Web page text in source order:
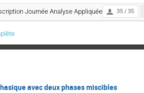
Journée Analyse Appliquée 35 / 35
avec deux phases miscibles